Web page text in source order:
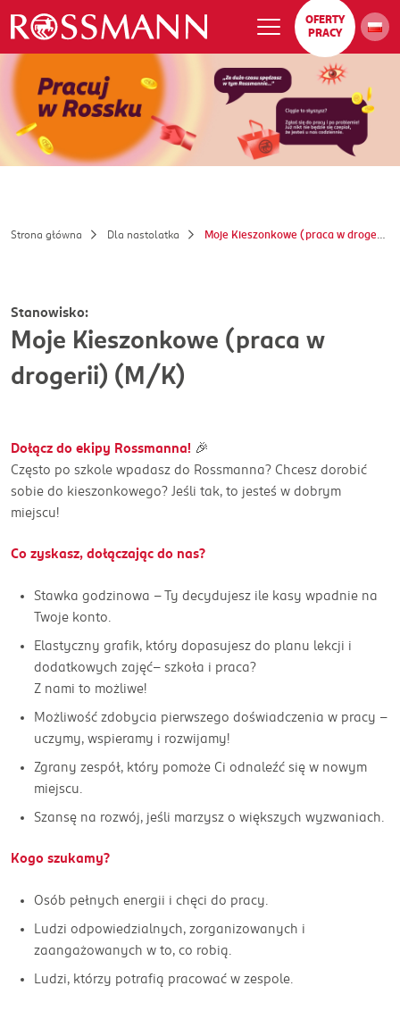
OFERTY
PRACY
Strona główna Dla nastolatka Moje Kieszonkowe (praca w drogerii) (M/K)
Stanowisko:
Moje Kieszonkowe (praca w
drogerii) (M/K)
Dołącz do ekipy Rossmanna! 🎉
Często po szkole wpadasz do Rossmanna? Chcesz dorobić
sobie do kieszonkowego? Jeśli tak, to jesteś w dobrym
miejscu!
Co zyskasz, dołączając do nas?
Stawka godzinowa - Ty decydujesz ile kasy wpadnie na
Twoje konto.
Elastyczny grafik, który dopasujesz do planu lekcji i
dodatkowych zajęć– szkoła i praca?
Z nami to możliwe!
Możliwość zdobycia pierwszego doświadczenia w pracy –
uczymy, wspieramy i rozwijamy!
Zgrany zespół, który pomoże Ci odnaleźć się w nowym
miejscu.
Szansę na rozwój, jeśli marzysz o większych wyzwaniach.
Kogo szukamy?
Osób pełnych energii i chęci do pracy.
Ludzi odpowiedzialnych, zorganizowanych i
zaangażowanych w to, co robią.
Ludzi, którzy potrafią pracować w zespole.